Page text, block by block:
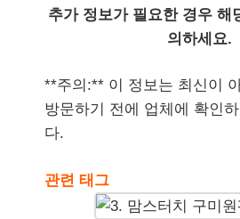
추가 정보가 필요한 경우 해
의하세요.
**주의:** 이 정보는 최신이
방문하기 전에 업체에 확인
다.
관련 태그